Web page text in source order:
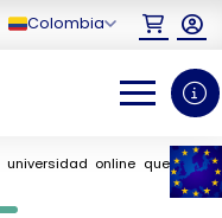
Colombia
universidad online que